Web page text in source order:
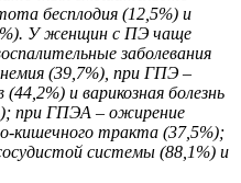
бесплодия (12,5%) и
У женщин с ПЭ чаще
заболевания
(39,7%), при ГПЭ –
и варикозная болезнь
при ГПЭА – ожирение
кишечного тракта (37,5%);
системы (88,1%) и